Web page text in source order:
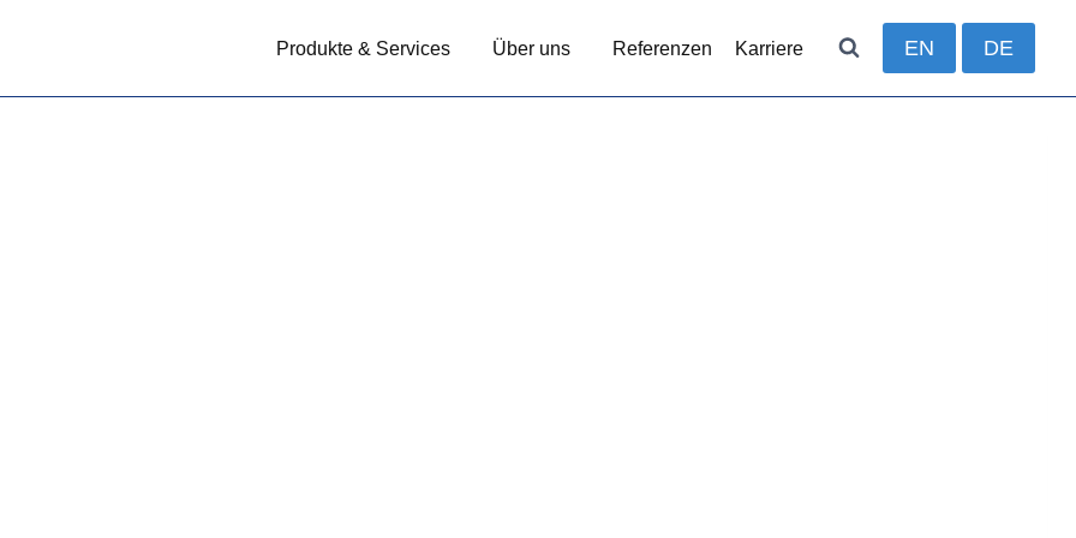
Produkte & Services Über uns Referenzen Karriere DE
EN